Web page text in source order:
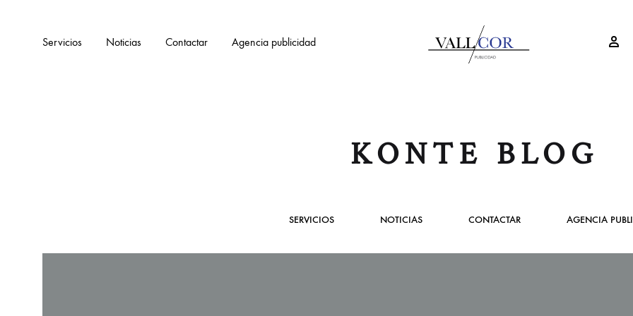
Servicios Noticias Contactar Agencia publicidad
KONTE BLOG
SERVICIOS NOTICIAS CONTACTAR AGENCIA